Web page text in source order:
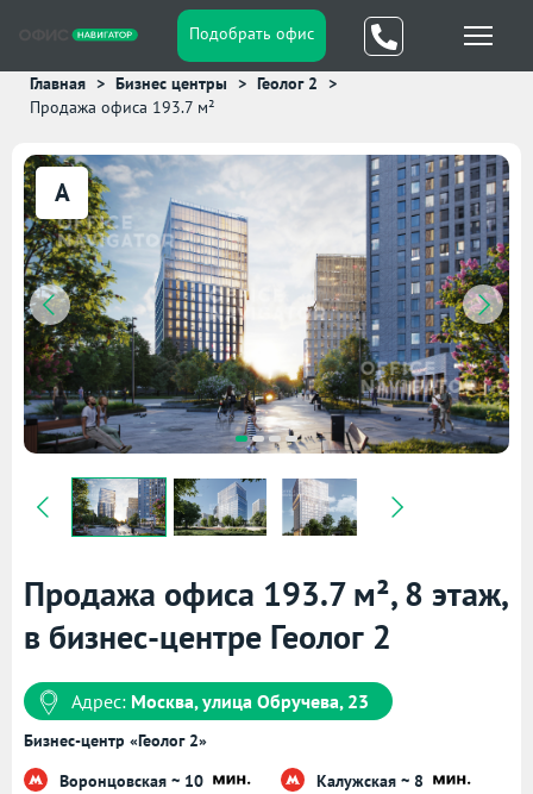
Подобрать офис
Главная Бизнес центры
Геолог 2
Продажа офиса 193.7 м²
A
Продажа офиса 193.7 м², 8 этаж,
в бизнес-центре Геолог 2
Адрес: Москва, улица Обручева, 23
Бизнес-центр «Геолог 2»
Воронцовская ~ 10
Калужская ~ 8